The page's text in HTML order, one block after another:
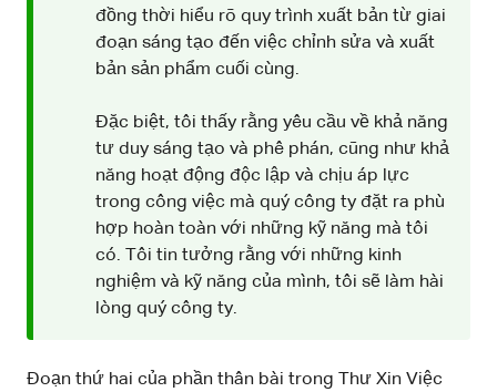
đồng thời hiểu rõ quy trình xuất bản từ giai
đoạn sáng tạo đến việc chỉnh sửa và xuất
bản sản phẩm cuối cùng.
Đặc biệt, tôi thấy rằng yêu cầu về khả năng
tư duy sáng tạo và phê phán, cũng như khả
năng hoạt động độc lập và chịu áp lực
trong công việc mà quý công ty đặt ra phù
hợp hoàn toàn với những kỹ năng mà tôi
có. Tôi tin tưởng rằng với những kinh
nghiệm và kỹ năng của mình, tôi sẽ làm hài
lòng quý công ty.
Đoạn thứ hai của phần thân bài trong Thư Xin Việc